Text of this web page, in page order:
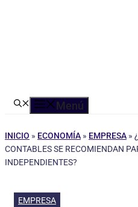
Menú
INICIO » ECONOMÍA » EMPRESA »
CONTABLES SE RECOMIENDAN
INDEPENDIENTES?
EMPRESA